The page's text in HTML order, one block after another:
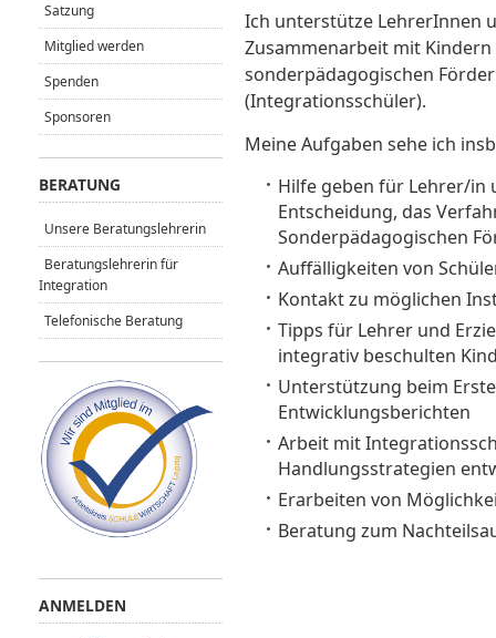
Ich unterstütze LehrerInnen
Zusammenarbeit mit Kindern
sonderpädagogischen
(Integrationsschüler).
Meine Aufgaben sehe ich
Hilfe geben für Lehrer/in
Entscheidung, das
Sonderpädagogischen
Auffälligkeiten von
Kontakt zu möglichen
Tipps für Lehrer und
integrativ beschulten
Unterstützung beim
Entwicklungsberichten
Arbeit mit
Handlungsstrategien
Erarbeiten von
Beratung zum
Satzung
Mitglied werden
Spenden
Sponsoren
BERATUNG
Unsere Beratungslehrerin
Beratungslehrerin für
Integration
Telefonische Beratung
ANMELDEN